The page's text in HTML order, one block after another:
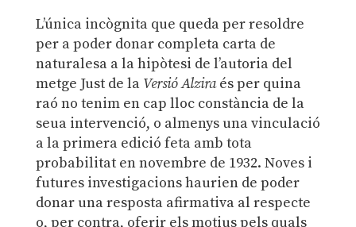
L’única incògnita que queda per resoldre
per a poder donar completa carta de
naturalesa a la hipòtesi de l’autoria del
metge Just de la Versió Alziraés per quina
raó no tenim en cap lloc constància de la
seua intervenció, o almenys una vinculació
a la primera edició feta amb tota
probabilitat en novembre de 1932. Noves i
futures investigacions haurien de poder
donar una resposta afirmativa al respecte
o, per contra, oferir els motius pels quals